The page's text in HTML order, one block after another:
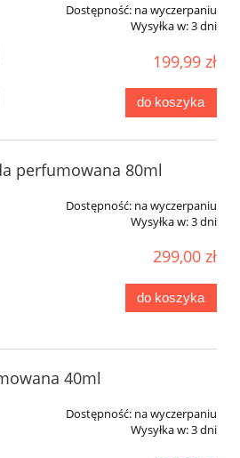
Dostępność: na wyczerpaniu
Wysyłka w:3 dni
199,99 zł
do koszyka
perfumowana 80ml
Dostępność: na wyczerpaniu
Wysyłka w:3 dni
299,00 zł
do koszyka
40ml
Dostępność: na wyczerpaniu
Wysyłka w:3 dni